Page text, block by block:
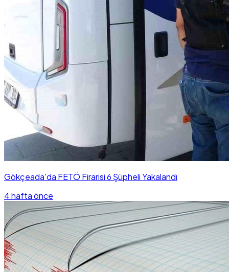
Gökçeada'da FETÖ Firarisi 6 Şüpheli Yakalandı
4 hafta önce